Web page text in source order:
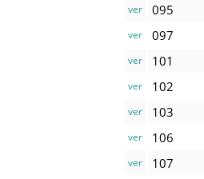
ver 095
ver 097
ver 101
ver 102
ver 103
ver 106
ver 107